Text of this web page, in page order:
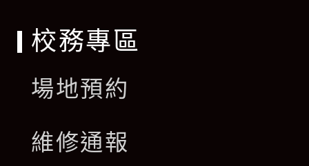
校務專區
場地預約
維修通報